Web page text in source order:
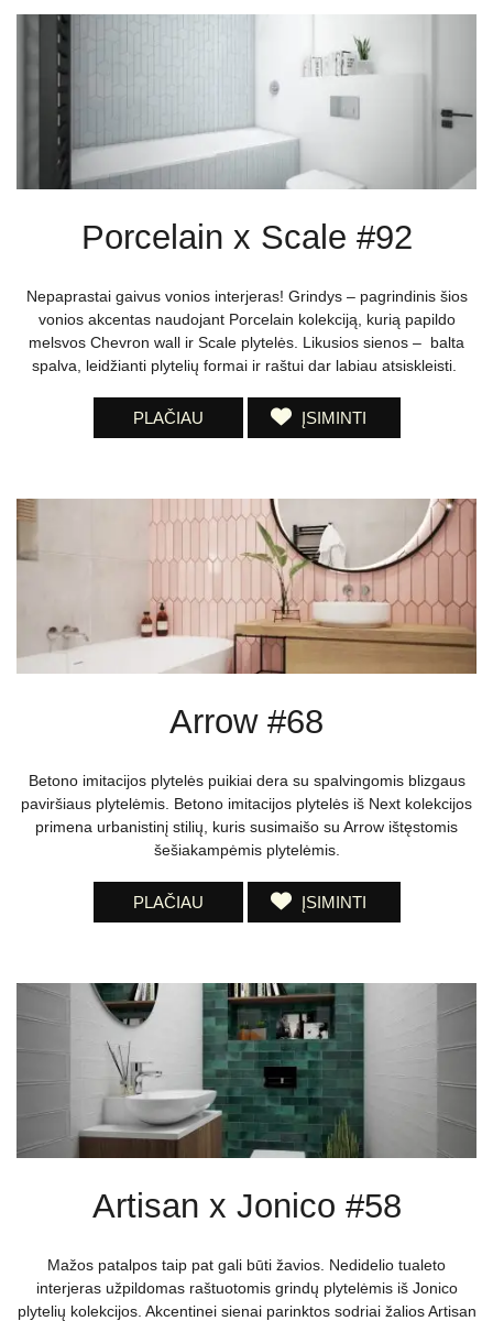
Porcelain x Scale #92
Nepaprastai gaivus vonios interjeras! Grindys – pagrindinis šios
vonios akcentas naudojant Porcelain kolekciją, kurią papildo
melsvos Chevron wall ir Scale plytelės. Likusios sienos – balta
spalva, leidžianti plytelių formai ir raštui dar labiau atsiskleisti.
PLAČIAU ĮSIMINTI
Arrow #68
Betono imitacijos plytelės puikiai dera su spalvingomis blizgaus
paviršiaus plytelėmis. Betono imitacijos plytelės iš Next kolekcijos
primena urbanistinį stilių, kuris susimaišo su Arrow ištęstomis
šešiakampėmis plytelėmis.
PLAČIAU ĮSIMINTI
Artisan x Jonico #58
Mažos patalpos taip pat gali būti žavios. Nedidelio tualeto
interjeras užpildomas raštuotomis grindų plytelėmis iš Jonico
plytelių kolekcijos. Akcentinei sienai parinktos sodriai žalios Artisan